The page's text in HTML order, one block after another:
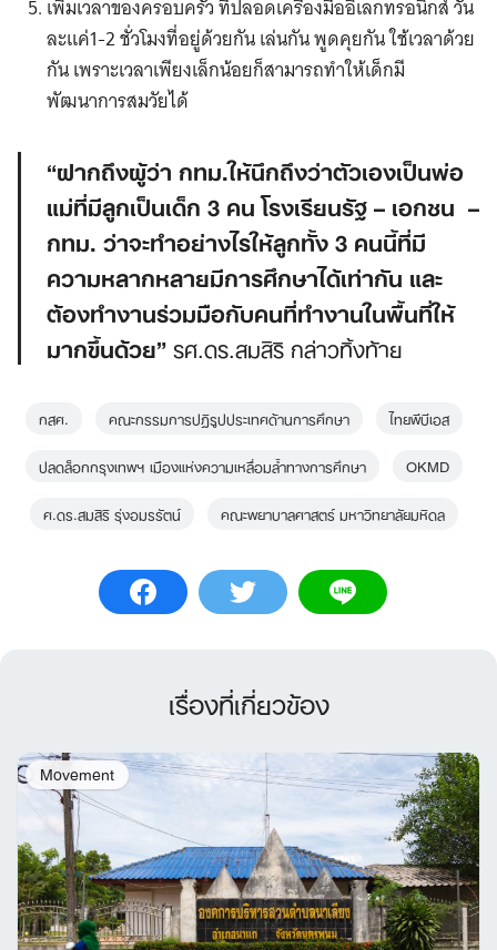
เพิ่มเวลาของครอบครัว ที่ปลอดเครื่องมืออิเลกทรอนิกส์ วัน
ละแค่1-2 ชั่วโมงที่อยู่ด้วยกัน เล่นกัน พูดคุยกัน ใช้เวลาด้วย
กัน เพราะเวลาเพียงเล็กน้อยก็สามารถทำให้เด็กมี
พัฒนาการสมวัยได้
“ฝากถึงผู้ว่า กทม.ให้นึกถึงว่าตัวเองเป็นพ่อ
แม่ที่มีลูกเป็นเด็ก 3 คน โรงเรียนรัฐ – เอกชน –
กทม. ว่าจะทำอย่างไรให้ลูกทั้ง 3 คนนี้ที่มี
ความหลากหลายมีการศึกษาได้เท่ากัน และ
ต้องทำงานร่วมมือกับคนที่ทำงานในพื้นที่ให้
มากขึ้นด้วย”รศ.ดร.สมสิริ กล่าวทิ้งท้าย
กสศ. คณะกรรมการปฏิรูปประเทศด้านการศึกษา
ไทยพีบีเอส
ปลดล็อกกรุงเทพฯ เมืองแห่งความเหลื่อมล้ำทางการศึกษา
OKMD
ศ.ดร.สมสิริ รุ่งอมรรัตน์
คณะพยาบาลศาสตร์ มหาวิทยาลัยมหิดล
เรื่องที่เกี่ยวข้อง
Movement